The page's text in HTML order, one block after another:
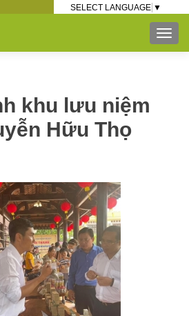
SELECT LANGUAGE ▼
khu lưu niệm
Hữu Thọ